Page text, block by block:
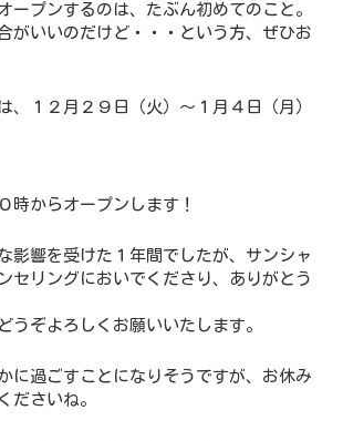
ープンするのは、たぶん初めてのこと。
がいいのだけど・・・という方、ぜひお
、１２月２９日（火）～１月４日（月）
時からオープンします！
影響を受けた１年間でしたが、サンシャ
セリングにおいでくださり、ありがとう
うぞよろしくお願いいたします。
に過ごすことになりそうですが、お休み
ださいね。